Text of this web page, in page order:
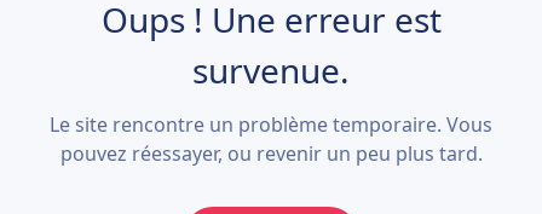
Oups ! Une erreur est
survenue.
Le site rencontre un problème temporaire. Vous
pouvez réessayer, ou revenir un peu plus tard.